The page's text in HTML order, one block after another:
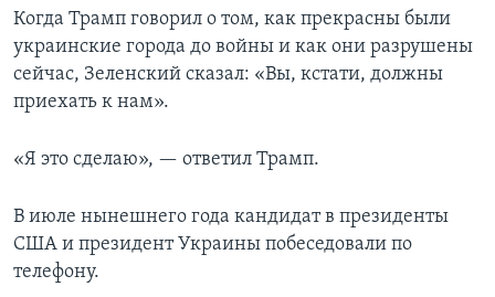
Когда Трамп говорил о том, как прекрасны были
украинские города до войны и как они разрушены
сейчас, Зеленский сказал: «Вы, кстати, должны
приехать к нам».
«Я это сделаю», — ответил Трамп.
В июле нынешнего года кандидат в президенты
США и президент Украины побеседовали по
телефону.